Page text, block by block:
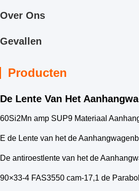
Over Ons
Gevallen
Producten
De Lente Van Het
60Si2Mn amp SUP9 Materiaal
E de Lente van het de
De antiroestlente van het de
90×33-4 FAS3550 cam-17,1 de